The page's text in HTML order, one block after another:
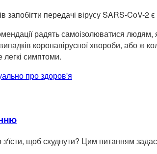
запобігти передачі вірусу SARS-CoV-2 є
радять самоізолюватися людям,
випадків коронавірусної хвороби, або
симптоми.
про здоров'я
щоб схуднути? Цим питанням